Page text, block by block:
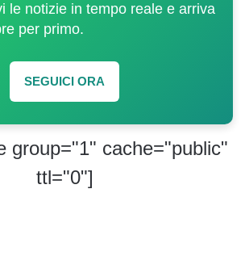
le notizie in tempo reale e arriva
per primo.
SEGUICI ORA
group="1" cache="public"
ttl="0"]